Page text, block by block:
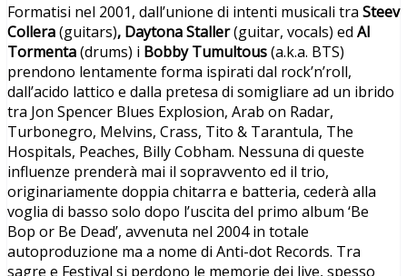
Formatisi nel 2001, dall’unione di intenti musicali tra Steev
Collera(guitars), Daytona Staller(guitar, vocals) ed Al
Tormenta(drums) i Bobby Tumultous(a.k.a. BTS)
prendono lentamente forma ispirati dal rock’n’roll,
dall’acido lattico e dalla pretesa di somigliare ad un ibrido
tra Jon Spencer Blues Explosion, Arab on Radar,
Turbonegro, Melvins, Crass, Tito & Tarantula, The
Hospitals, Peaches, Billy Cobham. Nessuna di queste
influenze prenderà mai il sopravvento ed il trio,
originariamente doppia chitarra e batteria, cederà alla
voglia di basso solo dopo l’uscita del primo album ‘Be
Bop or Be Dead’, avvenuta nel 2004 in totale
autoproduzione ma a nome di Anti-dot Records. Tra
sagre e Festival si perdono le memorie dei live, spesso